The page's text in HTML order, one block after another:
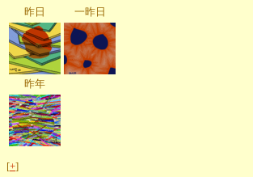
昨日 一昨日
昨年
[+]